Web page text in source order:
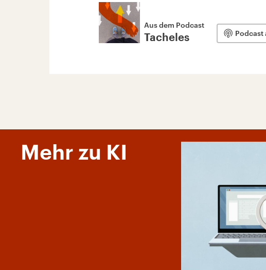
Aus dem Podcast
Tacheles Podcast
Mehr zu KI